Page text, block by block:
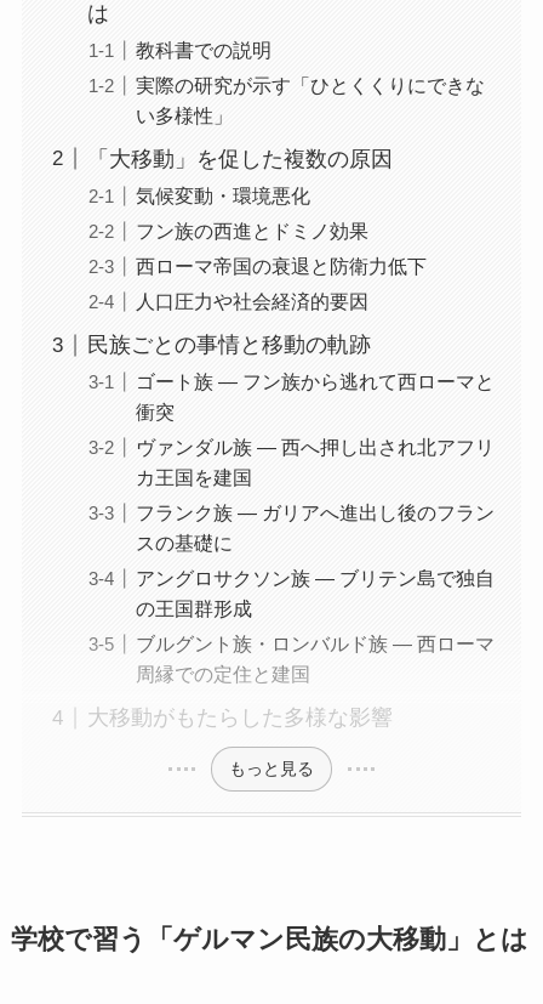
は
教科書での説明
実際の研究が示す「ひとくくりにできな
い多様性」
「大移動」を促した複数の原因
気候変動・環境悪化
フン族の西進とドミノ効果
西ローマ帝国の衰退と防衛力低下
人口圧力や社会経済的要因
民族ごとの事情と移動の軌跡
ゴート族 ― フン族から逃れて西ローマと
衝突
ヴァンダル族 ― 西へ押し出され北アフリ
カ王国を建国
フランク族 ― ガリアへ進出し後のフラン
スの基礎に
アングロサクソン族 ― ブリテン島で独自
の王国群形成
ブルグント族・ロンバルド族 ― 西ローマ
周縁での定住と建国
大移動がもたらした多様な影響
もっと見る
学校で習う「ゲルマン民族の大移動」とは